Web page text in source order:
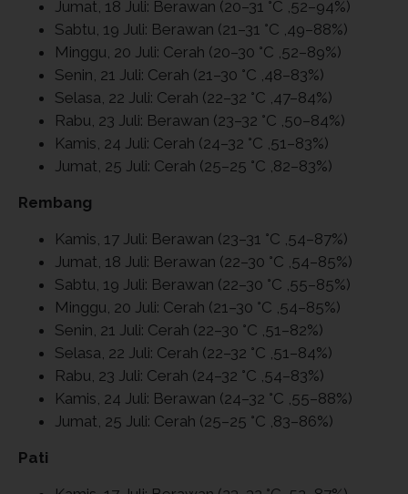
Jumat, 18 Juli: Berawan (20–31 °C ,52–94%)
Sabtu, 19 Juli: Berawan (21–31 °C ,49–88%)
Minggu, 20 Juli: Cerah (20–30 °C ,52–89%)
Senin, 21 Juli: Cerah (21–30 °C ,48–83%)
Selasa, 22 Juli: Cerah (22–32 °C ,47–84%)
Rabu, 23 Juli: Berawan (23–32 °C ,50–84%)
Kamis, 24 Juli: Cerah (24–32 °C ,51–83%)
Jumat, 25 Juli: Cerah (25–25 °C ,82–83%)
Rembang
Kamis, 17 Juli: Berawan (23–31 °C ,54–87%)
Jumat, 18 Juli: Berawan (22–30 °C ,54–85%)
Sabtu, 19 Juli: Berawan (22–30 °C ,55–85%)
Minggu, 20 Juli: Cerah (21–30 °C ,54–85%)
Senin, 21 Juli: Cerah (22–30 °C ,51–82%)
Selasa, 22 Juli: Cerah (22–32 °C ,51–84%)
Rabu, 23 Juli: Cerah (24–32 °C ,54–83%)
Kamis, 24 Juli: Berawan (24–32 °C ,55–88%)
Jumat, 25 Juli: Cerah (25–25 °C ,83–86%)
Pati